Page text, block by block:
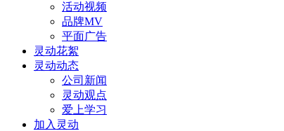
活动视频
品牌MV
平面广告
灵动花絮
灵动动态
公司新闻
灵动观点
爱上学习
加入灵动